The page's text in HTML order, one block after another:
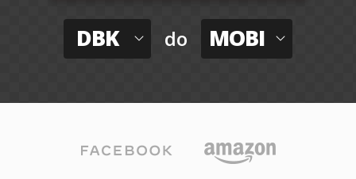
DBK do MOBI